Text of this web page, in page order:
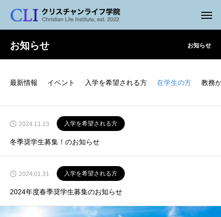
お知らせ お知らせ
最新情報 イベント 入学を希望される方 在学生の方 教務
2024.11.13 入学を希望される方
冬季奨学生募集！のお知らせ
2024.01.31 入学を希望される方
2024年度春季奨学生募集のお知らせ